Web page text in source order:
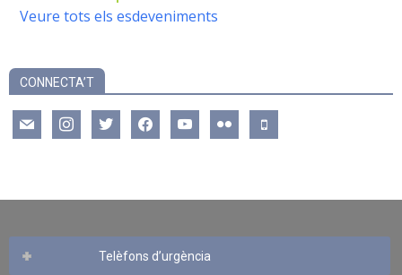
Veure tots els esdeveniments
CONNECTA’T
mail instagramtwitter facebookyoutube flickr mobile
Telèfons d’urgència